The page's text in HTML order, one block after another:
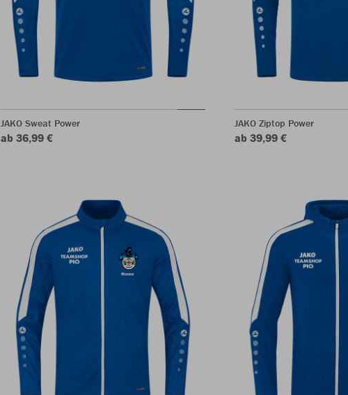
JAKO Sweat Power
ab 36,99 €
JAKO Ziptop Power
ab 39,99 €